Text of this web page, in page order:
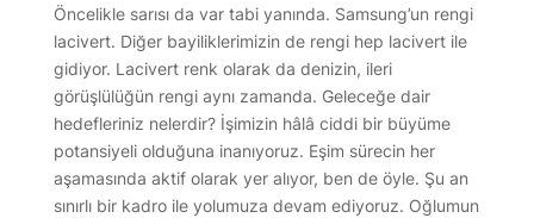
Öncelikle sarısı da var tabi yanında. Samsung’un rengi
lacivert. Diğer bayiliklerimizin de rengi hep lacivert ile
gidiyor. Lacivert renk olarak da denizin, ileri
görüşlülüğün rengi aynı zamanda. Geleceğe dair
hedefleriniz nelerdir? İşimizin hâlâ ciddi bir büyüme
potansiyeli olduğuna inanıyoruz. Eşim sürecin her
aşamasında aktif olarak yer alıyor, ben de öyle. Şu an
sınırlı bir kadro ile yolumuza devam ediyoruz. Oğlumun